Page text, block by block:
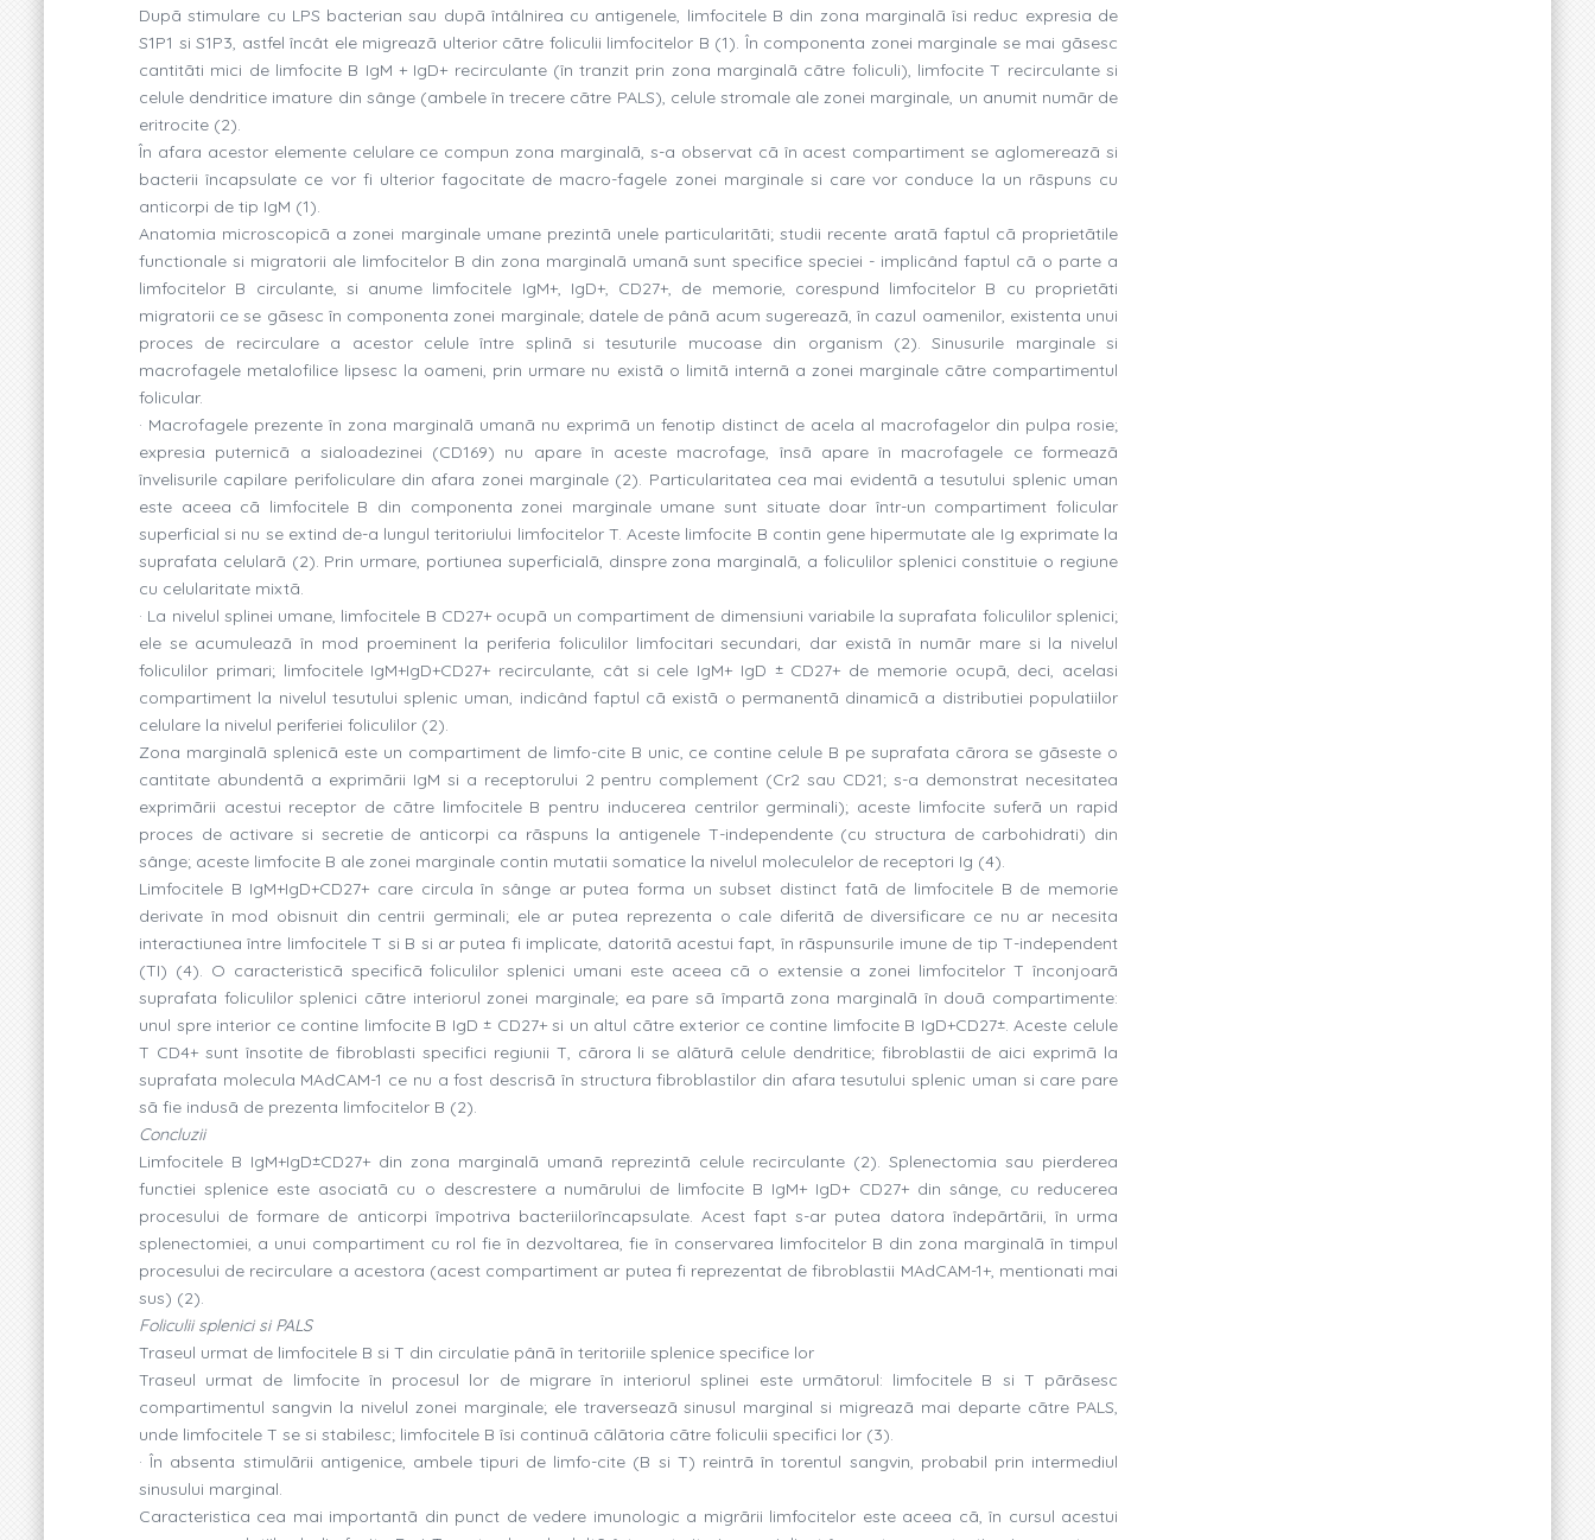
Dupã stimulare cu LPS bacterian sau dupã întâlnirea cu antigenele, limfocitele B din zona marginalã îsi reduc expresia de
S1P1 si S1P3, astfel încât ele migreazã ulterior cãtre foliculii limfocitelor B (1). În componenta zonei marginale se mai gãsesc
cantitãti mici de limfocite B IgM + IgD+ recirculante (în tranzit prin zona marginalã cãtre foliculi), limfocite T recirculante si
celule dendritice imature din sânge (ambele în trecere cãtre PALS), celule stromale ale zonei marginale, un anumit numãr de
eritrocite (2).
În afara acestor elemente celulare ce compun zona marginalã, s-a observat cã în acest compartiment se aglomereazã si
bacterii încapsulate ce vor fi ulterior fagocitate de macro-fagele zonei marginale si care vor conduce la un rãspuns cu
anticorpi de tip IgM (1).
Anatomia microscopicã a zonei marginale umane prezintã unele particularitãti; studii recente aratã faptul cã proprietãtile
functionale si migratorii ale limfocitelor B din zona marginalã umanã sunt specifice speciei - implicând faptul cã o parte a
limfocitelor B circulante, si anume limfocitele IgM+, IgD+, CD27+, de memorie, corespund limfocitelor B cu proprietãti
migratorii ce se gãsesc în componenta zonei marginale; datele de pânã acum sugereazã, în cazul oamenilor, existenta unui
proces de recirculare a acestor celule între splinã si tesuturile mucoase din organism (2). Sinusurile marginale si
macrofagele metalofilice lipsesc la oameni, prin urmare nu existã o limitã internã a zonei marginale cãtre compartimentul
folicular.
· Macrofagele prezente în zona marginalã umanã nu exprimã un fenotip distinct de acela al macrofagelor din pulpa rosie;
expresia puternicã a sialoadezinei (CD169) nu apare în aceste macrofage, însã apare în macrofagele ce formeazã
învelisurile capilare perifoliculare din afara zonei marginale (2). Particularitatea cea mai evidentã a tesutului splenic uman
este aceea cã limfocitele B din componenta zonei marginale umane sunt situate doar într-un compartiment folicular
superficial si nu se extind de-a lungul teritoriului limfocitelor T. Aceste limfocite B contin gene hipermutate ale Ig exprimate la
suprafata celularã (2). Prin urmare, portiunea superficialã, dinspre zona marginalã, a foliculilor splenici constituie o regiune
cu celularitate mixtã.
· La nivelul splinei umane, limfocitele B CD27+ ocupã un compartiment de dimensiuni variabile la suprafata foliculilor splenici;
ele se acumuleazã în mod proeminent la periferia foliculilor limfocitari secundari, dar existã în numãr mare si la nivelul
foliculilor primari; limfocitele IgM+IgD+CD27+ recirculante, cât si cele IgM+ IgD ± CD27+ de memorie ocupã, deci, acelasi
compartiment la nivelul tesutului splenic uman, indicând faptul cã existã o permanentã dinamicã a distributiei populatiilor
celulare la nivelul periferiei foliculilor (2).
Zona marginalã splenicã este un compartiment de limfo-cite B unic, ce contine celule B pe suprafata cãrora se gãseste o
cantitate abundentã a exprimãrii IgM si a receptorului 2 pentru complement (Cr2 sau CD21; s-a demonstrat necesitatea
exprimãrii acestui receptor de cãtre limfocitele B pentru inducerea centrilor germinali); aceste limfocite suferã un rapid
proces de activare si secretie de anticorpi ca rãspuns la antigenele T-independente (cu structura de carbohidrati) din
sânge; aceste limfocite B ale zonei marginale contin mutatii somatice la nivelul moleculelor de receptori Ig (4).
Limfocitele B IgM+IgD+CD27+ care circula în sânge ar putea forma un subset distinct fatã de limfocitele B de memorie
derivate în mod obisnuit din centrii germinali; ele ar putea reprezenta o cale diferitã de diversificare ce nu ar necesita
interactiunea între limfocitele T si B si ar putea fi implicate, datoritã acestui fapt, în rãspunsurile imune de tip T-independent
(TI) (4). O caracteristicã specificã foliculilor splenici umani este aceea cã o extensie a zonei limfocitelor T înconjoarã
suprafata foliculilor splenici cãtre interiorul zonei marginale; ea pare sã împartã zona marginalã în douã compartimente:
unul spre interior ce contine limfocite B IgD ± CD27+ si un altul cãtre exterior ce contine limfocite B IgD+CD27±. Aceste celule
T CD4+ sunt însotite de fibroblasti specifici regiunii T, cãrora li se alãturã celule dendritice; fibroblastii de aici exprimã la
suprafata molecula MAdCAM-1 ce nu a fost descrisã în structura fibroblastilor din afara tesutului splenic uman si care pare
sã fie indusã de prezenta limfocitelor B (2).
Concluzii
Limfocitele B IgM+IgD±CD27+ din zona marginalã umanã reprezintã celule recirculante (2). Splenectomia sau pierderea
functiei splenice este asociatã cu o descrestere a numãrului de limfocite B IgM+ IgD+ CD27+ din sânge, cu reducerea
procesului de formare de anticorpi împotriva bacteriilorîncapsulate. Acest fapt s-ar putea datora îndepãrtãrii, în urma
splenectomiei, a unui compartiment cu rol fie în dezvoltarea, fie în conservarea limfocitelor B din zona marginalã în timpul
procesului de recirculare a acestora (acest compartiment ar putea fi reprezentat de fibroblastii MAdCAM-1+, mentionati mai
sus) (2).
Foliculii splenici si PALS
Traseul urmat de limfocitele B si T din circulatie pânã în teritoriile splenice specifice lor
Traseul urmat de limfocite în procesul lor de migrare în interiorul splinei este urmãtorul: limfocitele B si T pãrãsesc
compartimentul sangvin la nivelul zonei marginale; ele traverseazã sinusul marginal si migreazã mai departe cãtre PALS,
unde limfocitele T se si stabilesc; limfocitele B îsi continuã cãlãtoria cãtre foliculii specifici lor (3).
· În absenta stimulãrii antigenice, ambele tipuri de limfo-cite (B si T) reintrã în torentul sangvin, probabil prin intermediul
sinusului marginal.
Caracteristica cea mai importantã din punct de vedere imunologic a migrãrii limfocitelor este aceea cã, în cursul acestui